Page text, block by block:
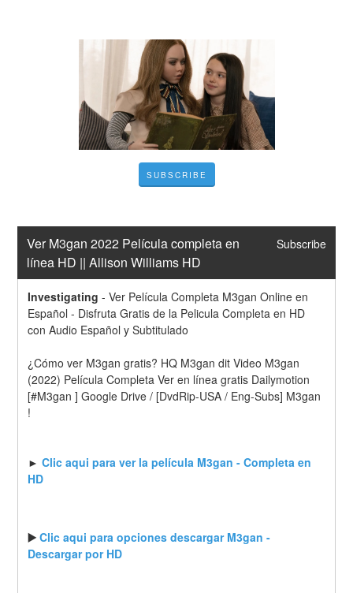
SUBSCRIBE
Ver M3gan 2022 Película completa en
línea HD || Allison Williams HD
Subscribe
Investigating -Ver Película Completa M3gan Online en
Español - Disfruta Gratis de la Pelicula Completa en HD
con Audio Español y Subtitulado
¿Cómo ver M3gan gratis? HQ M3gan dit Video M3gan
(2022) Película Completa Ver en línea gratis Dailymotion
[#M3gan ] Google Drive / [DvdRip-USA / Eng-Subs] M3gan
!
► Clic aqui para ver la película M3gan - Completa en
HD
▶️ Clic aqui para opciones descargar M3gan -
Descargar por HD